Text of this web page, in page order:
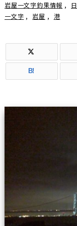
岩屋一文字釣果情報 ,
一文字 , 岩屋 , 港
B!